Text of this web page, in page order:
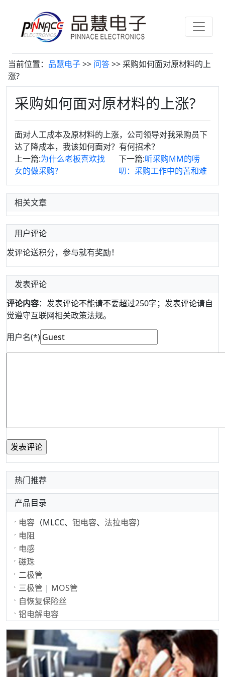
当前位置： 品慧电子>> 问答>> 采购如何面对原材料的上
涨?
采购如何面对原材料的上涨?
面对人工成本及原材料的上涨，公司领导对我采购员下
达了降成本，我该如何面对？有何招术？
上一篇:为什么老板喜欢找
女的做采购?
下一篇:听采购MM的唠
叨：采购工作中的苦和难
相关文章
用户评论
发评论送积分，参与就有奖励！
发表评论
评论内容：发表评论不能请不要超过250字；发表评论请自
觉遵守互联网相关政策法规。
用户名(*)
热门推荐
产品目录
电容 （MLCC、 钽电容、 法拉电容）
电阻
电感
磁珠
二极管
三极管 | MOS管
自恢复保险丝
铝电解电容